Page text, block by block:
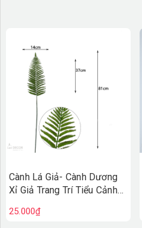
Cành Lá Giả- Cành Dương
Xỉ Giả Trang Trí Tiểu Cảnh
HC1464
25.000₫